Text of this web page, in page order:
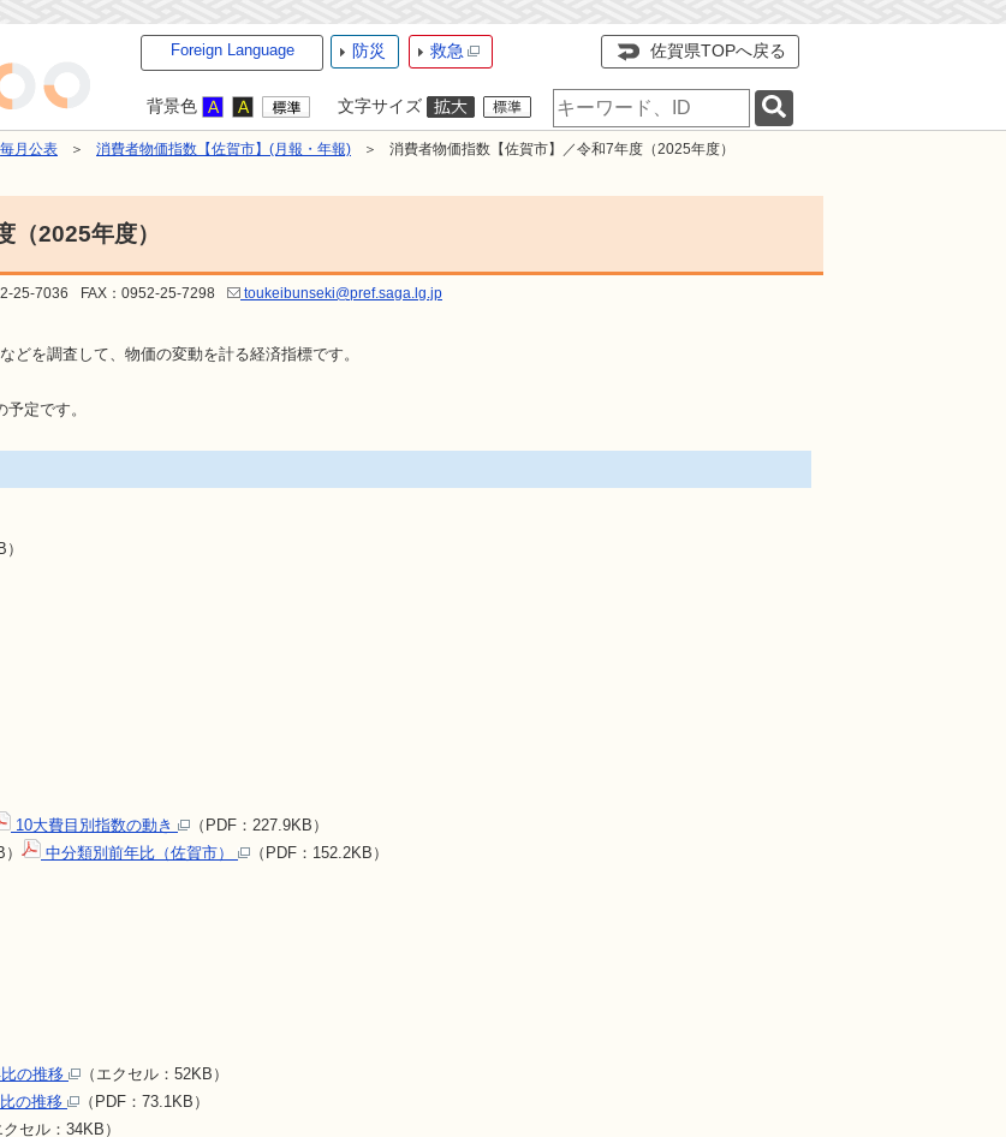
Foreign Language 防災 救急 佐賀県TOPへ戻る
背景色 文字サイズ
検
索
キ
毎月公表 消費者物価指数【佐賀市】(月報・年報) 消費者物価指数【佐賀市】／令和7年度（2025年度）
（2025年度）
25-7036 FAX：0952-25-7298 toukeibunseki@pref.saga.lg.jp
を調査して、物価の変動を計る経済指標です。
定です。
10大費目別指数の動き
（PDF：227.9KB）
中分類別前年比（佐賀市）
（PDF：152.2KB）
の推移
（エクセル：52KB）
の推移
（PDF：73.1KB）
クセル：34KB）